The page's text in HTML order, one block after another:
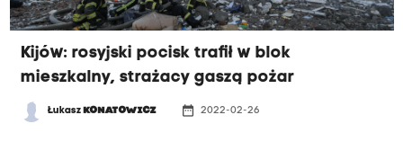
Kijów: rosyjski pocisk trafił w blok
mieszkalny, strażacy gaszą pożar
Łukasz KONATOWICZ date_range 2022-02-26